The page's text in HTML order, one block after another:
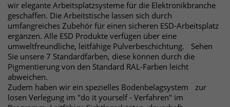
wir elegante Arbeitsplatzsysteme für die Elektronikbranche
geschaffen. Die Arbeitstische lassen sich durch
umfangreiches Zubehör für einen sicheren ESD-Arbeitsplatz
ergänzen. Alle ESD Produkte verfügen über eine
umweltfreundliche, leitfähige Pulverbeschichtung. Sehen
Sie unsere 7 Standardfarben, diese können durch die
Pigmentierung von den Standard RAL-Farben leicht
abweichen.
Zudem haben wir ein spezielles Bodenbelagsystem zur
losen Verlegung im "do it yourself - Verfahren" im
Zweck
Das Cookie wird verwendet, um
Besucher-, Sitzungs- und
Kampagnendaten zu berechnen und
die Nutzung der Website für den
Analysebericht der Website zu
verfolgen. Die Cookies speichern
eine randoly generierte Nummer zu,
um eindeutige Besucher zu